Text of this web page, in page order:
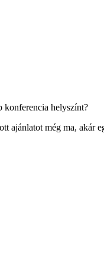
konferencia helyszínt?
ajánlatot még ma, akár